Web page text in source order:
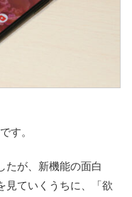
です。
たが、新機能の面白
見ていくうちに、「欲